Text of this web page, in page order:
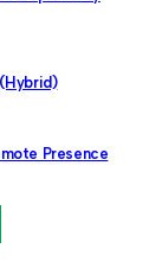
Presence